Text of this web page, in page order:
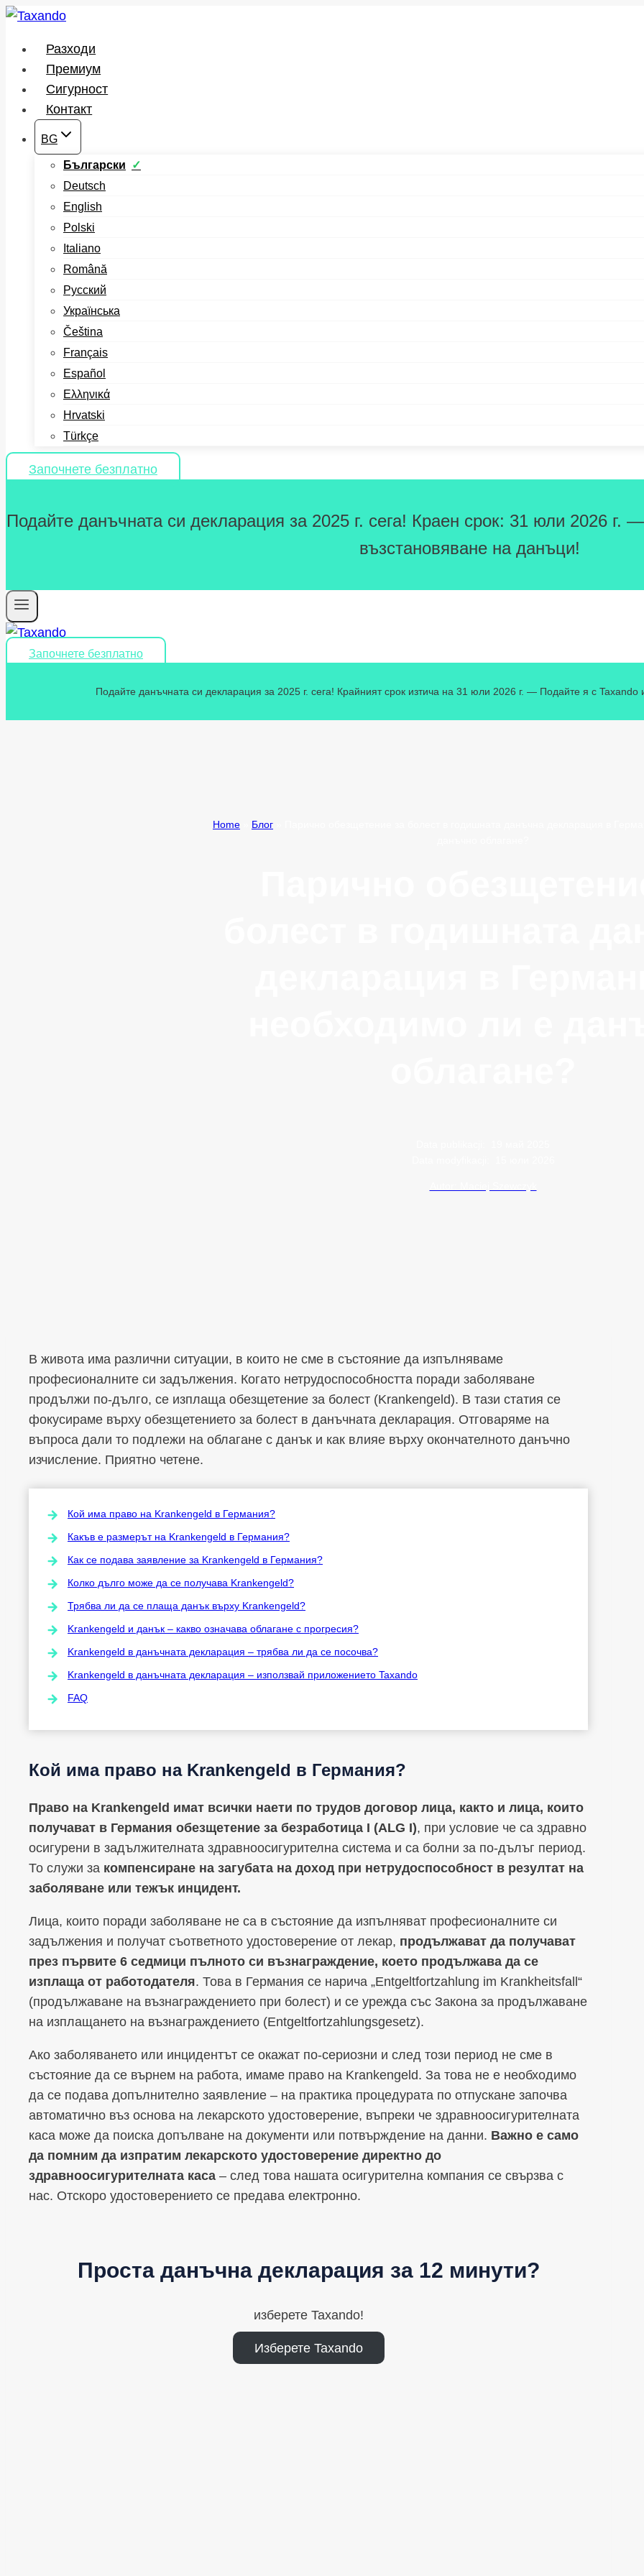
Към
Разходи
Премиум
Сигурност
Контакт
BG
Български
Deutsch
English
Polski
Italiano
Română
Русский
Українська
Čeština
Français
Español
Ελληνικά
Hrvatski
Türkçe
Започнете безплатно
Подайте данъчната си декларация за 2025 г. сега! Краен срок: 31 юли 2026 г.
възстановяване на данъци!
Започнете безплатно
Подайте данъчната си декларация за 2025 г. сега! Крайният срок изтича на 31 юли 2026 г. — Подайте я с Taxando
Home Блог
В живота има различни ситуации, в които не сме в състояние да изпълняваме
професионалните си задължения. Когато нетрудоспособността поради заболяване
продължи по-дълго, се изплаща обезщетение за болест (Krankengeld). В тази статия се
фокусираме върху обезщетението за болест в данъчната декларация. Отговаряме на
въпроса дали то подлежи на облагане с данък и как влияе върху окончателното данъчно
изчисление. Приятно четене.
Кой има право на Krankengeld в Германия?
Какъв е размерът на Krankengeld в Германия?
Как се подава заявление за Krankengeld в Германия?
Колко дълго може да се получава Krankengeld?
Трябва ли да се плаща данък върху Krankengeld?
Krankengeld и данък – какво означава облагане с прогресия?
Krankengeld в данъчната декларация – трябва ли да се посочва?
Krankengeld в данъчната декларация – използвай приложението Taxando
FAQ
Кой има право на Krankengeld в Германия?
Право на Krankengeld имат всички наети по трудов договор лица, както и лица, които
получават в Германия обезщетение за безработица I (ALG I), при условие че са здравно
осигурени в задължителната здравноосигурителна система и са болни за по-дълъг период.
То служи за компенсиране на загубата на доход при нетрудоспособност в резултат на
заболяване или тежък инцидент.
Лица, които поради заболяване не са в състояние да изпълняват професионалните си
задължения и получат съответното удостоверение от лекар, продължават да получават
през първите 6 седмици пълното си възнаграждение, което продължава да се
изплаща от работодателя. Това в Германия се нарича „Entgeltfortzahlung im Krankheitsfall“
(продължаване на възнаграждението при болест) и се урежда със Закона за продължаване
на изплащането на възнаграждението (Entgeltfortzahlungsgesetz).
Ако заболяването или инцидентът се окажат по-сериозни и след този период не сме в
състояние да се върнем на работа, имаме право на Krankengeld. За това не е необходимо
да се подава допълнително заявление – на практика процедурата по отпускане започва
автоматично въз основа на лекарското удостоверение, въпреки че здравноосигурителната
каса може да поиска допълване на документи или потвърждение на данни. Важно е само
да помним да изпратим лекарското удостоверение директно до
здравноосигурителната каса – след това нашата осигурителна компания се свързва с
нас. Отскоро удостоверението се предава електронно.
Проста данъчна декларация за 12 минути?
изберете Taxando!
Изберете Taxando